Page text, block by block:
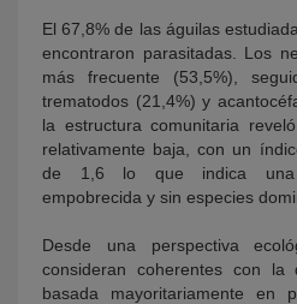
El 67,8% de las águilas
encontraron parasitadas. Los
más frecuente (53,5%),
trematodos (21,4%) y
la estructura comunitaria
relativamente baja, con un
de 1,6 lo que indica una
empobrecida y sin especies
Desde una perspectiva
consideran coherentes con la
basada mayoritariamente en